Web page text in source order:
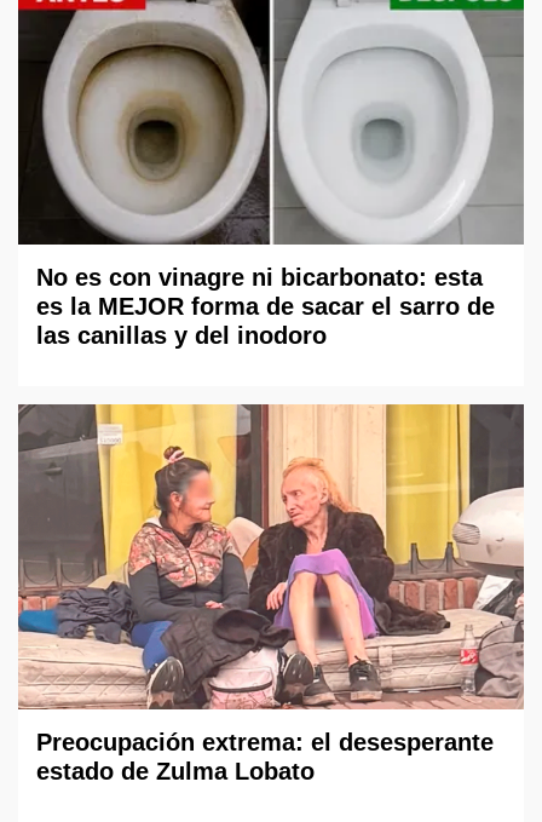
No es con vinagre ni bicarbonato: esta
es la MEJOR forma de sacar el sarro de
las canillas y del inodoro
Preocupación extrema: el desesperante
estado de Zulma Lobato